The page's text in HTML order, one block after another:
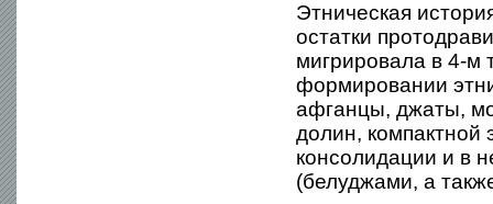
Этническая
остатки
мигрировала в 4-м
формировании
афганцы, джаты,
долин, компактной
консолидации и в
(белуджами, а